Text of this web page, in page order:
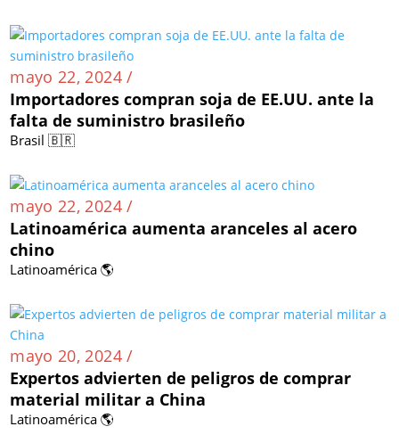
mayo 22, 2024 /
Importadores compran soja de EE.UU. ante la
falta de suministro brasileño
Brasil 🇧🇷
mayo 22, 2024 /
Latinoamérica aumenta aranceles al acero
chino
Latinoamérica 🌎
mayo 20, 2024 /
Expertos advierten de peligros de comprar
material militar a China
Latinoamérica 🌎